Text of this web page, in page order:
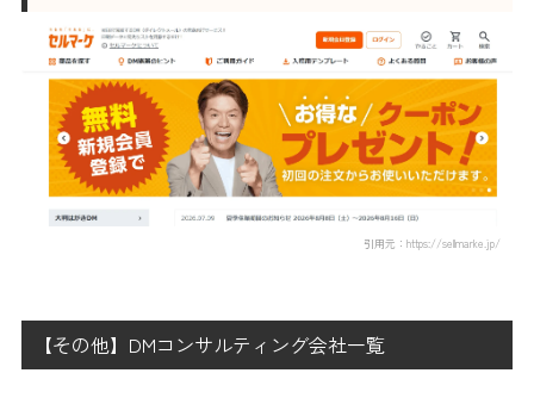
引用元：https://sellmarke.jp/
【その他】DMコンサルティング会社一覧